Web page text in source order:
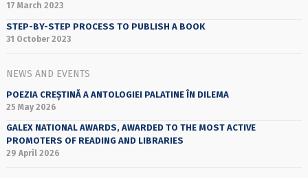
17 March 2023
STEP-BY-STEP PROCESS TO PUBLISH A BOOK
31 October 2023
NEWS AND EVENTS
POEZIA CREȘTINĂ A ANTOLOGIEI PALATINE ÎN DILEMA
25 May 2026
GALEX NATIONAL AWARDS, AWARDED TO THE MOST ACTIVE
PROMOTERS OF READING AND LIBRARIES
29 April 2026